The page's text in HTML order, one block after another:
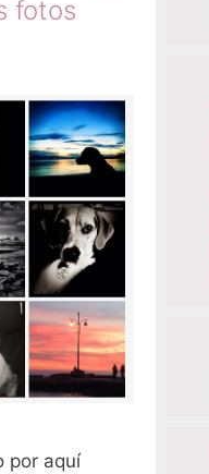
fotos
por aquí